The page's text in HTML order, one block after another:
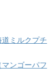
ミルクプチ
ンゴーパフ